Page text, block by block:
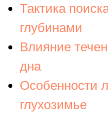
Тактика
глубинами
Влияние
дна
Особенности
глухозимье